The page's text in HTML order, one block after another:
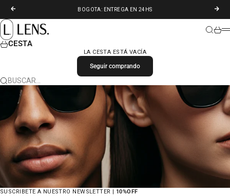
ANTERIOR
BOGOTA: ENTREGA EN 24HS
LENS. COLOMBIA
BUSCAR
CESTA
LA CESTA ESTÁ VACÍA
Seguir comprando
BUSCAR…
SUSCRIBETE A NUESTRO NEWSLETTER | 10%OFF